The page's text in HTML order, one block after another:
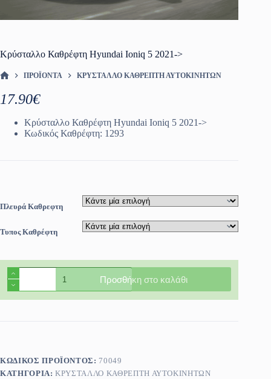
Κρύσταλλο Καθρέφτη Hyundai Ioniq 5 2021->
ΠΡΟΪΌΝΤΑ ΚΡΎΣΤΑΛΛΟ ΚΑΘΡΈΠΤΗ ΑΥΤΟΚΙΝΗΤΩΝ
17.90€
Κρύσταλλο Καθρέφτη Hyundai Ioniq 5 2021->
Κωδικός Καθρέφτη: 1293
Πλευρά Καθρεφτη
Τυπος Καθρέφτη
Κρύσταλλο
Καθρέφτη
Hyundai
Ioniq
Προσθήκη στο καλάθι
ΚΩΔΙΚΌΣ ΠΡΟΪΌΝΤΟΣ: 70049
ΚΑΤΗΓΟΡΊΑ:ΚΡΎΣΤΑΛΛΟ ΚΑΘΡΈΠΤΗ ΑΥΤΟΚΙΝΗΤΩΝ